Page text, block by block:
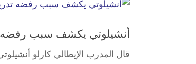
أنشيلوتي يكشف سبب رفضه
قال المدرب الإيطالي ‌كارلو